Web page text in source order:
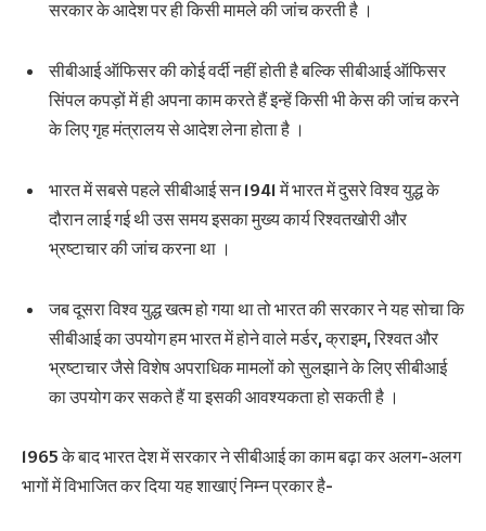
सरकार के आदेश पर ही किसी मामले की जांच करती है ।
सीबीआई ऑफिसर की कोई वर्दी नहीं होती है बल्कि सीबीआई ऑफिसर
सिंपल कपड़ों में ही अपना काम करते हैं इन्हें किसी भी केस की जांच करने
के लिए गृह मंत्रालय से आदेश लेना होता है ।
भारत में सबसे पहले सीबीआई सन 1941 में भारत में दुसरे विश्व युद्ध के
दौरान लाई गई थी उस समय इसका मुख्य कार्य रिश्वतखोरी और
भ्रष्टाचार की जांच करना था ।
जब दूसरा विश्व युद्ध खत्म हो गया था तो भारत की सरकार ने यह सोचा कि
सीबीआई का उपयोग हम भारत में होने वाले मर्डर, क्राइम, रिश्वत और
भ्रष्टाचार जैसे विशेष अपराधिक मामलों को सुलझाने के लिए सीबीआई
का उपयोग कर सकते हैं या इसकी आवश्यकता हो सकती है ।
1965 के बाद भारत देश में सरकार ने सीबीआई का काम बढ़ा कर अलग-अलग
भागों में विभाजित कर दिया यह शाखाएं निम्न प्रकार है-